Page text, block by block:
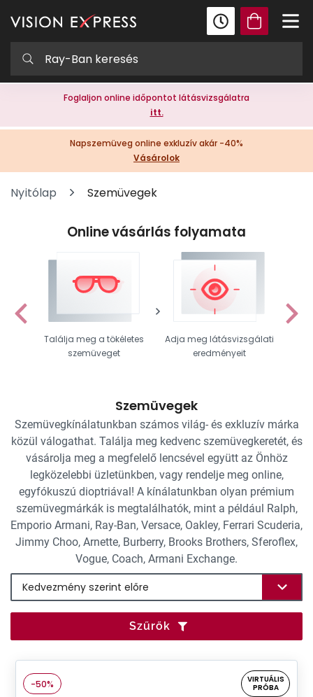
Foglaljon online időpontot látásvizsgálatra
itt.
Napszemüveg online exkluzív akár -40%
Vásárolok
Nyitólap Szemüvegek
Online vásárlás folyamata
Találja meg a tökéletes
szemüveget
Adja meg látásvizsgálati
eredményeit
Szemüvegek
Szemüvegkínálatunkban számos világ- és exkluzív márka
közül válogathat. Találja meg kedvenc szemüvegkeretét, és
vásárolja meg a megfelelő lencsével együtt az Önhöz
legközelebbi üzletünkben, vagy rendelje meg online,
egyfókuszú dioptriával! A kínálatunkban olyan prémium
szemüvegmárkák is megtalálhatók, mint a például Ralph,
Emporio Armani, Ray-Ban, Versace, Oakley, Ferrari Scuderia,
Jimmy Choo, Arnette, Burberry, Brooks Brothers, Sferoflex,
Vogue, Coach, Armani Exchange.
Szűrők
-50%
VIRTUÁLIS
PRÓBA